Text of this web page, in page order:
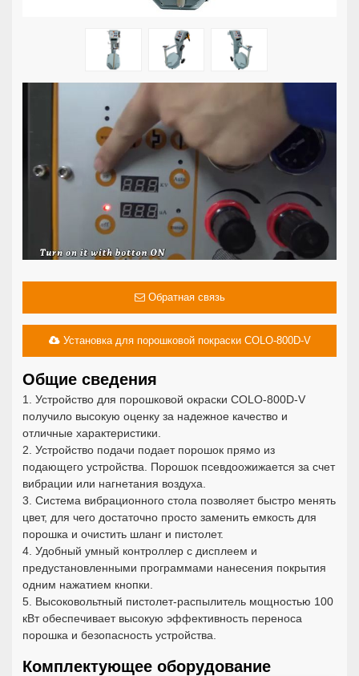
Обратная связь
Установка для порошковой покраски COLO-800D-V
Общие сведения
1. Устройство для порошковой окраски COLO-800D-V
получило высокую оценку за надежное качество и
отличные характеристики.
2. Устройство подачи подает порошок прямо из
подающего устройства. Порошок псевдоожижается за счет
вибрации или нагнетания воздуха.
3. Система вибрационного стола позволяет быстро менять
цвет, для чего достаточно просто заменить емкость для
порошка и очистить шланг и пистолет.
4. Удобный умный контроллер с дисплеем и
предустановленными программами нанесения покрытия
одним нажатием кнопки.
5. Высоковольтный пистолет-распылитель мощностью 100
кВт обеспечивает высокую эффективность переноса
порошка и безопасность устройства.
Комплектующее оборудование